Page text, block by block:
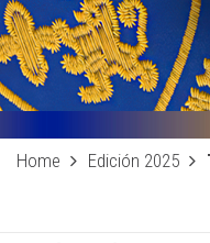
Home Edición 2025